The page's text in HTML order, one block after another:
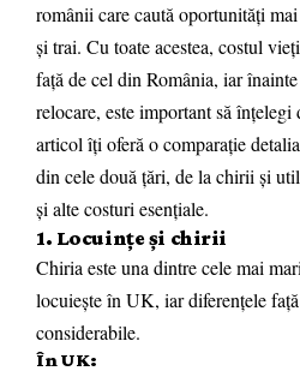
românii care caută oportunități
și trai. Cu toate acestea, costul
față de cel din România, iar
relocare, este important să
articol îți oferă o comparație
din cele două țări, de la chirii și
și alte costuri esențiale.
1. Locuințe și chirii
Chiria este una dintre cele mai
locuiește în UK, iar diferențele
considerabile.
În UK: